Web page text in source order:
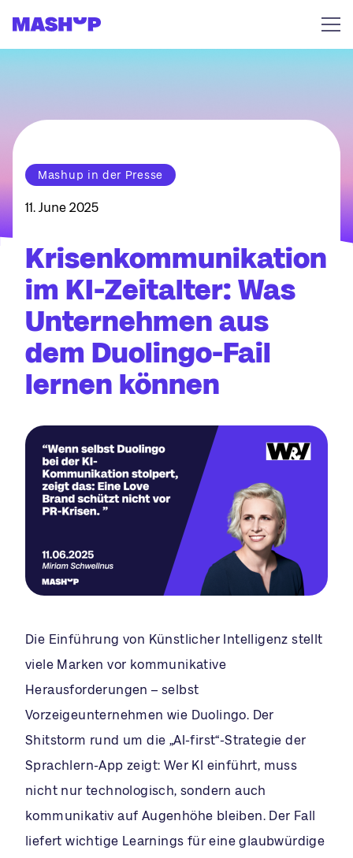
Mashup in der Presse
11. June 2025
Krisenkommunikation
im KI-Zeitalter: Was
Unternehmen aus
dem Duolingo-Fail
lernen können
Die Einführung von Künstlicher Intelligenz stellt
viele Marken vor kommunikative
Herausforderungen – selbst
Vorzeigeunternehmen wie Duolingo. Der
Shitstorm rund um die „AI-first“-Strategie der
Sprachlern-App zeigt: Wer KI einführt, muss
nicht nur technologisch, sondern auch
kommunikativ auf Augenhöhe bleiben. Der Fall
liefert wichtige Learnings für eine glaubwürdige